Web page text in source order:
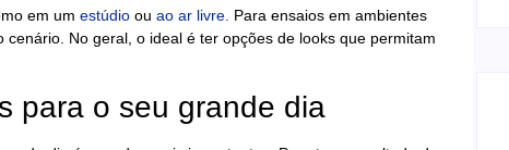
em um estúdio ou ao ar livre. Para ensaios em ambientes
No geral, o ideal é ter opções de looks que permitam
para o seu grande dia